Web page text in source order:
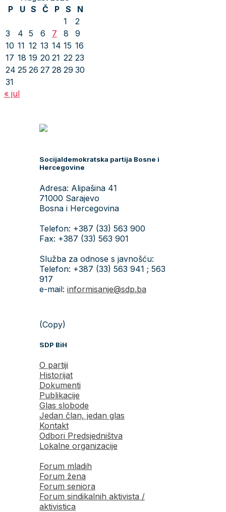
P
U S Č P S
N
1
2
3
4 5 6 7 8
9
10 11 12 13 14 15 16
17 18 19 20 21 22 23
24 25 26 27 28 29 30
31
« jul
Socijaldemokratska partija Bosne i
Hercegovine
Adresa: Alipašina 41
71000 Sarajevo
Bosna i Hercegovina
Telefon: +387 (33) 563 900
Fax: +387 (33) 563 901
Služba za odnose s javnošću:
Telefon: +387 (33) 563 941 ; 563
917
e-mail: informisanje@sdp.ba
(Copy)
SDP BiH
O partiji
Historijat
Dokumenti
Publikacije
Glas slobode
Jedan član, jedan glas
Kontakt
Odbori Predsjedništva
Lokalne organizacije
Forum mladih
Forum žena
Forum seniora
Forum sindikalnih aktivista /
aktivistica